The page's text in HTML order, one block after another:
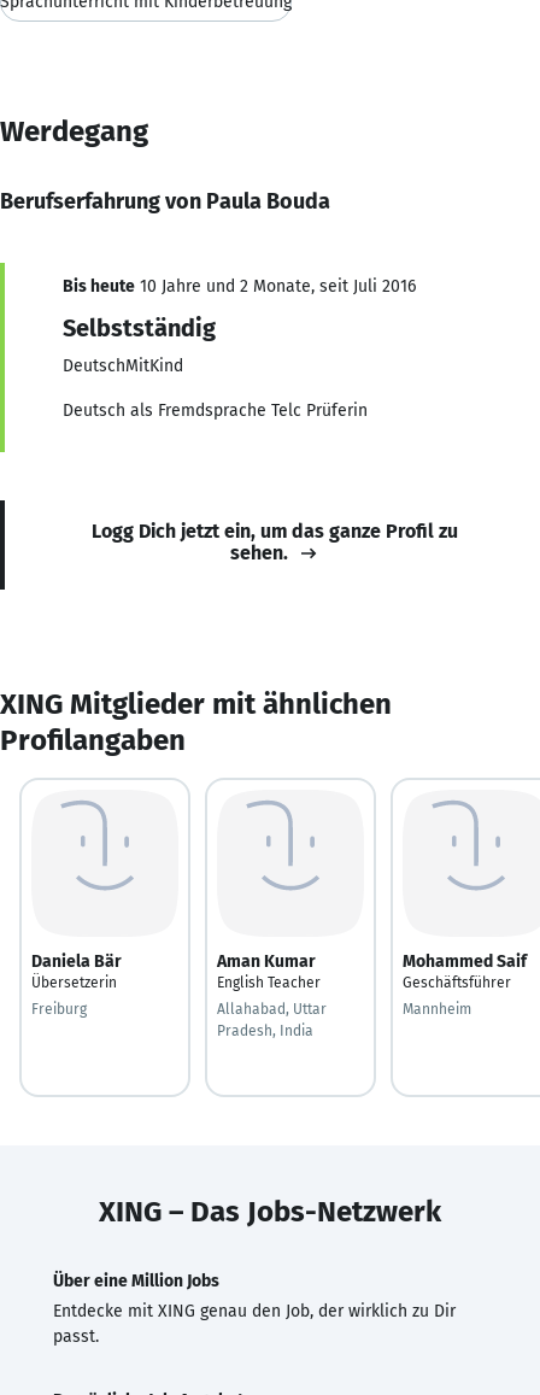
Werdegang
Berufserfahrung von Paula Bouda
Bis heute 10 Jahre und 2 Monate, seit Juli 2016
Selbstständig
DeutschMitKind
Deutsch als Fremdsprache Telc Prüferin
Logg Dich jetzt ein, um das ganze Profil zu
sehen.
XING Mitglieder mit ähnlichen
Profilangaben
Daniela Bär
Übersetzerin
Freiburg
Aman Kumar
English Teacher
Allahabad, Uttar
Pradesh, India
Mohammed Saif
Geschäftsführer
Mannheim
XING – Das Jobs-Netzwerk
Über eine Million Jobs
Entdecke mit XING genau den Job, der wirklich zu Dir
passt.